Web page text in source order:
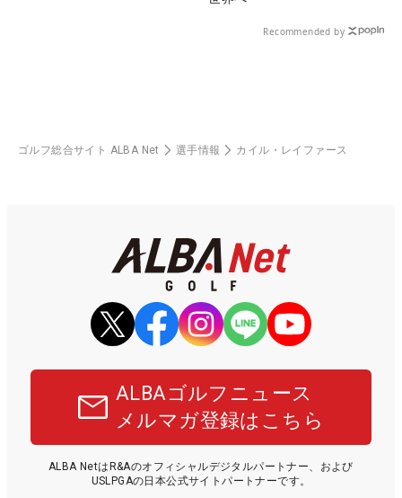
Recommended by
ゴルフ総合サイト ALBA Net 選手情報 カイル・レイファース
ALBAゴルフニュース
メルマガ登録はこちら
ALBA NetはR&Aのオフィシャルデジタルパートナー、および
USLPGAの日本公式サイトパートナーです。